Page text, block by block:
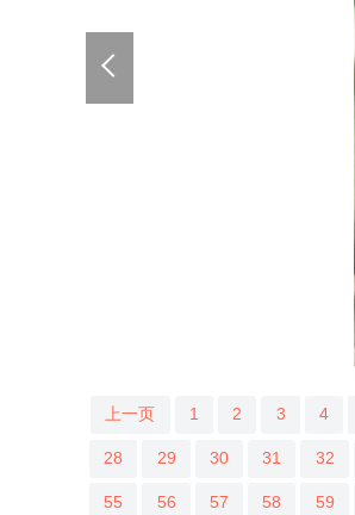
上一页 1 2 3 4
28 29 30 31 32
55 56 57 58 59